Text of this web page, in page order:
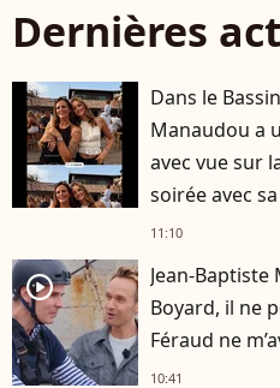
Dernières
Dans le
Manaudou a
avec vue sur
soirée avec
11:10
player2
Jean-
Boyard, il ne
Féraud ne
10:41